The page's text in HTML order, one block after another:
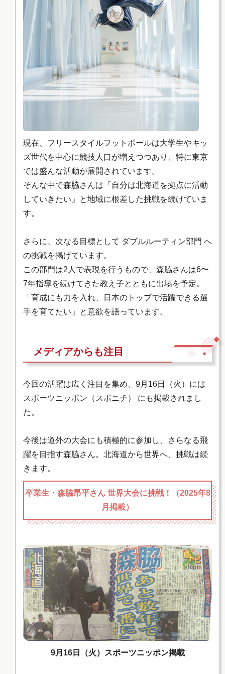
現在、フリースタイルフットボールは大学生やキッ
ズ世代を中心に競技人口が増えつつあり、特に東京
では盛んな活動が展開されています。
そんな中で森脇さんは「自分は北海道を拠点に活動
していきたい」と地域に根差した挑戦を続けていま
す。
さらに、次なる目標として ダブルルーティン部門 へ
の挑戦を掲げています。
この部門は2人で表現を行うもので、森脇さんは6〜
7年指導を続けてきた教え子とともに出場を予定。
「育成にも力を入れ、日本のトップで活躍できる選
手を育てたい」と意欲を語っています。
メディアからも注目
今回の活躍は広く注目を集め、9月16日（火）には
スポーツニッポン（スポニチ） にも掲載されまし
た。
今後は道外の大会にも積極的に参加し、さらなる飛
躍を目指す森脇さん。北海道から世界へ、挑戦は続
きます。
卒業生・森脇昂平さん 世界大会に挑戦！（2025年8
月掲載）
9月16日（火）スポーツニッポン掲載